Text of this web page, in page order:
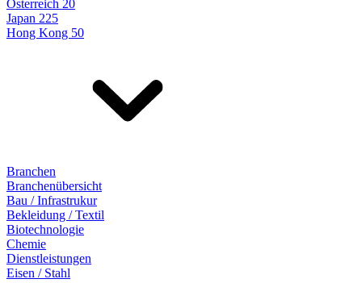
Österreich 20
Japan 225
Hong Kong 50
Branchen
Branchenübersicht
Bau / Infrastrukur
Bekleidung / Textil
Biotechnologie
Chemie
Dienstleistungen
Eisen / Stahl